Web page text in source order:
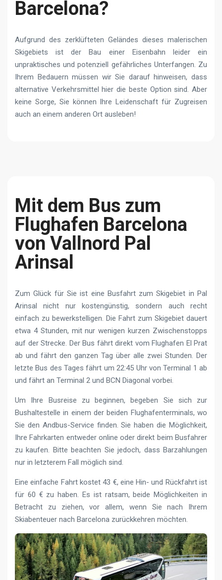
Barcelona?
Aufgrund des zerklüfteten Geländes dieses malerischen
Skigebiets ist der Bau einer Eisenbahn leider ein
unpraktisches und potenziell gefährliches Unterfangen. Zu
Ihrem Bedauern müssen wir Sie darauf hinweisen, dass
alternative Verkehrsmittel hier die beste Option sind. Aber
keine Sorge, Sie können Ihre Leidenschaft für Zugreisen
auch an einem anderen Ort ausleben!
Mit dem Bus zum
Flughafen Barcelona
von Vallnord Pal
Arinsal
Zum Glück für Sie ist eine Busfahrt zum Skigebiet in Pal
Arinsal nicht nur kostengünstig, sondern auch recht
einfach zu bewerkstelligen. Die Fahrt zum Skigebiet dauert
etwa 4 Stunden, mit nur wenigen kurzen Zwischenstopps
auf der Strecke. Der Bus fährt direkt vom Flughafen El Prat
ab und fährt den ganzen Tag über alle zwei Stunden. Der
letzte Bus des Tages fährt um 22:45 Uhr von Terminal 1 ab
und fährt an Terminal 2 und BCN Diagonal vorbei.
Um Ihre Busreise zu beginnen, begeben Sie sich zur
Bushaltestelle in einem der beiden Flughafenterminals, wo
Sie den Andbus-Service finden. Sie haben die Möglichkeit,
Ihre Fahrkarten entweder online oder direkt beim Busfahrer
zu kaufen. Bitte beachten Sie jedoch, dass Barzahlungen
nur in letzterem Fall möglich sind.
Eine einfache Fahrt kostet 43 €, eine Hin- und Rückfahrt ist
für 60 € zu haben. Es ist ratsam, beide Möglichkeiten in
Betracht zu ziehen, vor allem, wenn Sie nach Ihrem
Skiabenteuer nach Barcelona zurückkehren möchten.